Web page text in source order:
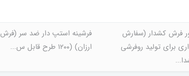
فرش کشدار (سفارش
برای تولید روفرشی
فرشینه استپ دار ضد سر (فرش
ارزان) (۱۲۰۰ طرح قابل س...